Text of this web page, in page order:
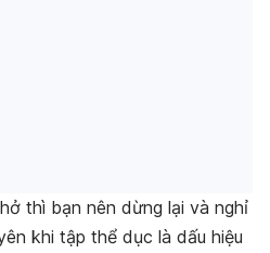
thì bạn nên dừng lại và nghỉ
khi tập thể dục là dấu hiệu